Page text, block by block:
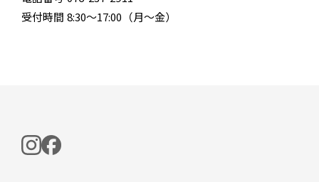
受付時間 8:30～17:00（月～金）